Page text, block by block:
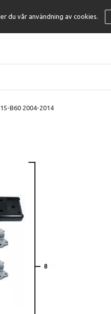
du vår användning av cookies.
B60 2004-2014